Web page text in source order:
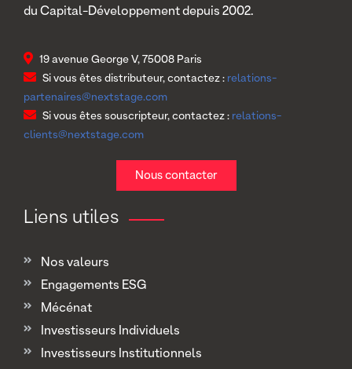
du Capital-Développement depuis 2002.
19 avenue George V, 75008 Paris
Si vous êtes distributeur, contactez : relations-
partenaires@nextstage.com
Si vous êtes souscripteur, contactez : relations-
clients@nextstage.com
Nous contacter
Liens utiles
Nos valeurs
Engagements ESG
Mécénat
Investisseurs Individuels
Investisseurs Institutionnels